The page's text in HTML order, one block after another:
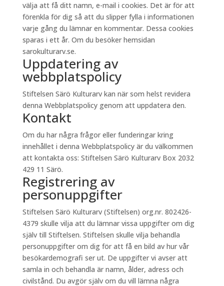
välja att få ditt namn, e-mail i cookies. Det är för att
förenkla för dig så att du slipper fylla i informationen
varje gång du lämnar en kommentar. Dessa cookies
sparas i ett år. Om du besöker hemsidan
sarokulturarv.se.
Uppdatering av
webbplatspolicy
Stiftelsen Särö Kulturarv kan när som helst revidera
denna Webbplatspolicy genom att uppdatera den.
Kontakt
Om du har några frågor eller funderingar kring
innehållet i denna Webbplatspolicy är du välkommen
att kontakta oss: Stiftelsen Särö Kulturarv Box 2032
429 11 Särö.
Registrering av
personuppgifter
Stiftelsen Särö Kulturarv (Stiftelsen) org.nr. 802426-
4379 skulle vilja att du lämnar vissa uppgifter om dig
själv till Stiftelsen. Stiftelsen skulle vilja behandla
personuppgifter om dig för att få en bild av hur vår
besökardemografi ser ut. De uppgifter vi avser att
samla in och behandla är namn, ålder, adress och
civilstånd. Du avgör själv om du vill lämna några